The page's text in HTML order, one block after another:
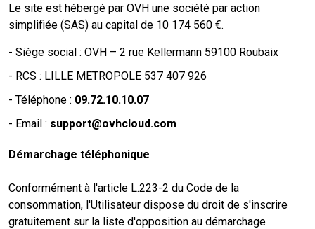
Le site est hébergé par OVH une société par action
simplifiée (SAS) au capital de 10 174 560 €.
- Siège social : OVH – 2 rue Kellermann 59100 Roubaix
- RCS : LILLE METROPOLE 537 407 926
- Téléphone : 09.72.10.10.07
- Email : support@ovhcloud.com
Démarchage téléphonique
Conformément à l'article L.223-2 du Code de la
consommation, l'Utilisateur dispose du droit de s'inscrire
gratuitement sur la liste d'opposition au démarchage